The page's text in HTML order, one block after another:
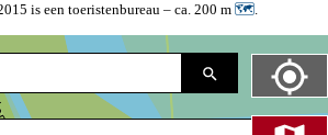
is een toeristenbureau – ca. 200 m 🗺.